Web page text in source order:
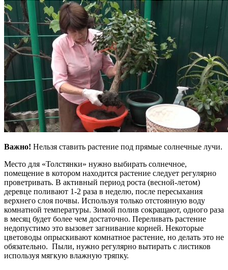
Важно! Нельзя ставить растение под прямые солнечные лучи.
Место для «Толстянки» нужно выбирать солнечное,
помещение в котором находится растение следует регулярно
проветривать. В активный период роста (весной-летом)
деревце поливают 1-2 раза в неделю, после пересыхания
верхнего слоя почвы. Используя только отстоянную воду
комнатной температуры. Зимой полив сокращают, одного раза
в месяц будет более чем достаточно. Переливать растение
недопустимо это вызовет загнивание корней. Некоторые
цветоводы опрыскивают комнатное растение, но делать это не
обязательно. Пыли, нужно регулярно вытирать с листиков
используя мягкую влажную тряпку.